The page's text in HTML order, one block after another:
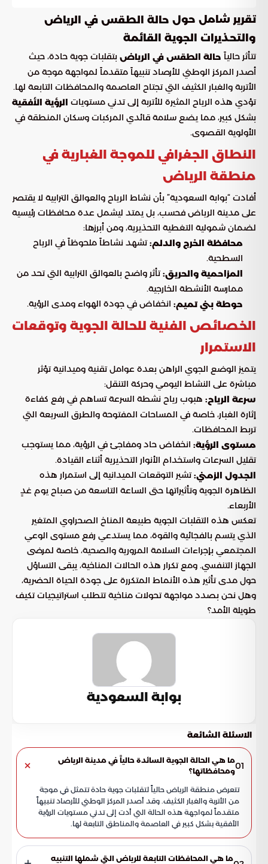
تقرير شامل حول حالة الطقس في الرياض
والتحذيرات الجوية القائمة
تتأثر حالياً حالة الطقس في الرياض بتقلبات جوية حادة، حيث
أصدر المركز الوطني للأرصاد تنبيهاً متقدماً لمواجهة موجة من
الأتربة والغبار الكثيف التي تجتاح العاصمة والمحافظات التابعة لها.
تؤدي هذه الرياح المثيرة للأتربة إلى تدني مستويات الرؤية الأفقية
بشكل كبير، مما يضع سلامة قائدي المركبات وسكان المنطقة في
الأولوية القصوى.
النطاق الجغرافي للموجة الغبارية في
منطقة الرياض
أفادت “بوابة السعودية” بأن نشاط الرياح والعوالق الترابية لا يقتصر
على مدينة الرياض فحسب، بل يمتد ليشمل عدة محافظات رئيسية
لضمان شمولية التغطية التحذيرية، ومن أبرزها:
محافظة الخرج والدلم:تشهد نشاطاً ملحوظاً في الرياح
السطحية.
المزاحمية والحريق:تأثر واضح بالعوالق الترابية التي تحد من
ممارسة الأنشطة الخارجية.
حوطة بني تميم: انخفاض في جودة الهواء ومدى الرؤية.
الخصائص الفنية للحالة الجوية وتوقعات
الاستمرار
يتميز الوضع الجوي الراهن بعدة عوامل تقنية وميدانية تؤثر
مباشرة على النشاط اليومي وحركة التنقل:
سرعة الرياح: هبوب رياح نشطة السرعة تساهم في رفع كفاءة
إثارة الغبار، خاصة في المساحات المفتوحة والطرق السريعة التي
تربط المحافظات.
مستوى الرؤية: انخفاض حاد ومفاجئ في الرؤية، مما يستوجب
تقليل السرعات واستخدام الأنوار التحذيرية أثناء القيادة.
الجدول الزمني:تشير التوقعات الميدانية إلى استمرار هذه
الظاهرة الجوية وتأثيراتها حتى الساعة التاسعة من صباح يوم غدٍ
الأربعاء.
تعكس هذه التقلبات الجوية طبيعة المناخ الصحراوي المتغير
الذي يتسم بالفجائية والقوة، مما يستدعي رفع مستوى الوعي
المجتمعي بإجراءات السلامة المرورية والصحية، خاصة لمرضى
الجهاز التنفسي. ومع تكرار هذه الحالات المناخية، يبقى التساؤل
حول مدى تأثير هذه الأنماط المتكررة على جودة الحياة الحضرية،
وهل نحن بصدد مواجهة تحولات مناخية تتطلب استراتيجيات تكيف
طويلة الأمد؟
بوابة السعودية
الاسئلة الشائعة
01ما هي الحالة الجوية السائدة حالياً في مدينة الرياض
ومحافظاتها؟
تتعرض منطقة الرياض حالياً لتقلبات جوية حادة تتمثل في موجة
من الأتربة والغبار الكثيف. وقد أصدر المركز الوطني للأرصاد تنبيهاً
متقدماً لمواجهة هذه الحالة التي أدت إلى تدني مستويات الرؤية
الأفقية بشكل كبير في العاصمة والمناطق التابعة لها.
ما هي المحافظات التابعة للرياض التي شملها التنبيه